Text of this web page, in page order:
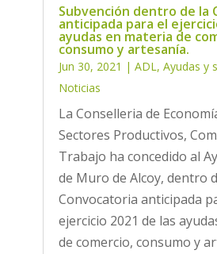
Subvención dentro de la
anticipada para el
ayudas en materia de
consumo y artesanía.
Jun 30, 2021 | ADL, Ayudas y
Noticias
La Conselleria de
Sectores Productivos,
Trabajo ha concedido al
de Muro de Alcoy, dentro
Convocatoria anticipada
ejercicio 2021 de las
de comercio, consumo y